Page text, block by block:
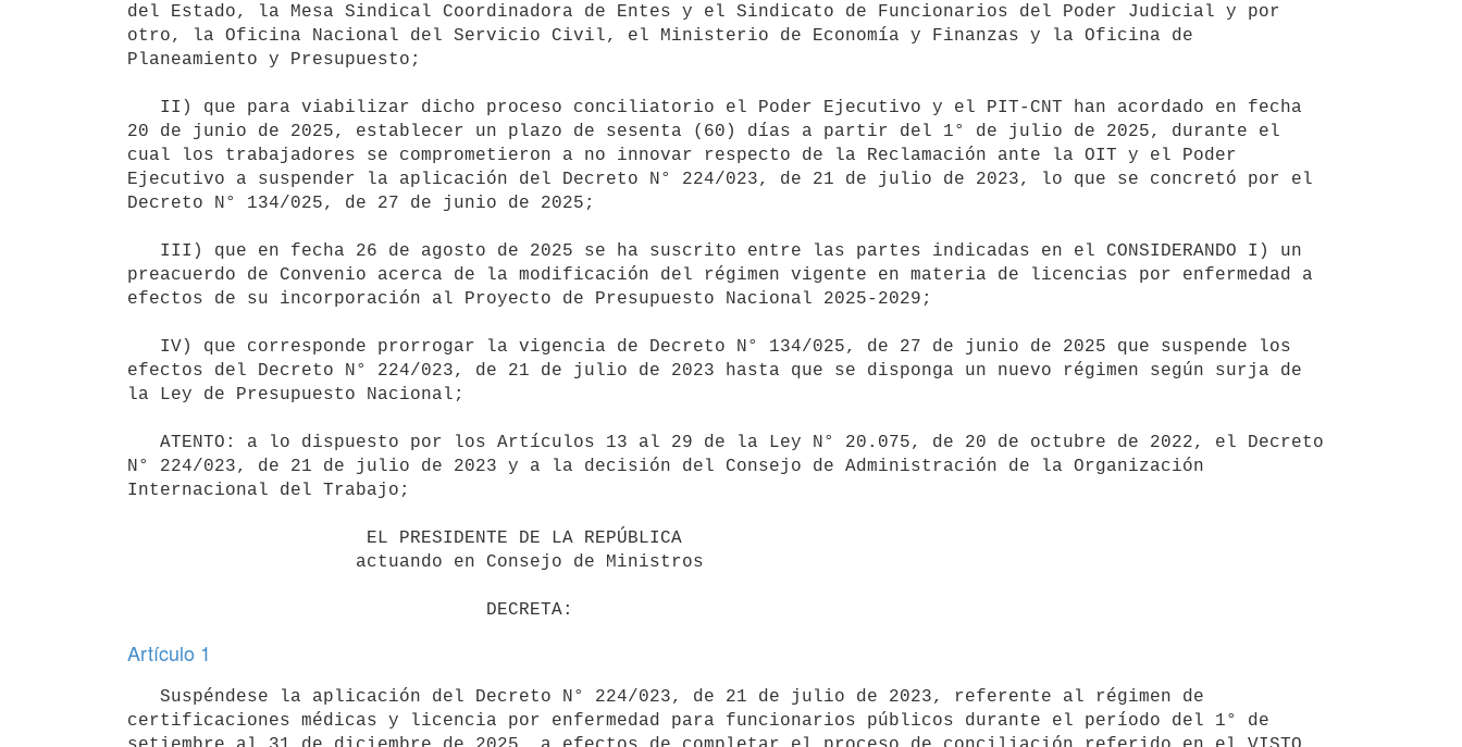
del Estado, la Mesa Sindical Coordinadora de Entes y el Sindicato de Funcionarios del Poder Judicial y por
otro, la Oficina Nacional del Servicio Civil, el Ministerio de Economía y Finanzas y la Oficina de
Planeamiento y Presupuesto;
20 de junio de 2025, establecer un plazo de sesenta (60) días a partir del 1° de julio de 2025, durante el
cual los trabajadores se comprometieron a no innovar respecto de la Reclamación ante la OIT y el Poder
Ejecutivo a suspender la aplicación del Decreto N° 224/023, de 21 de julio de 2023, lo que se concretó por el
Decreto N° 134/025, de 27 de junio de 2025;
preacuerdo de Convenio acerca de la modificación del régimen vigente en materia de licencias por enfermedad a
efectos de su incorporación al Proyecto de Presupuesto Nacional 2025-2029;
efectos del Decreto N° 224/023, de 21 de julio de 2023 hasta que se disponga un nuevo régimen según surja de
la Ley de Presupuesto Nacional;
N° 224/023, de 21 de julio de 2023 y a la decisión del Consejo de Administración de la Organización
Internacional del Trabajo;
Artículo 1
certificaciones médicas y licencia por enfermedad para funcionarios públicos durante el período del 1° de